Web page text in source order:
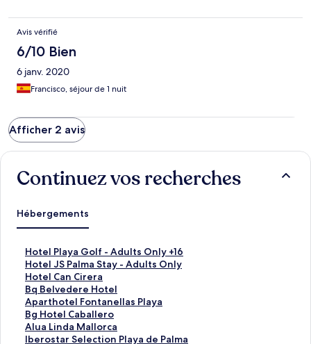
Avis vérifié
6/10 Bien
6 janv. 2020
Francisco, séjour de 1 nuit
Afficher 2 avis
Continuez vos recherches
Hébergements
Hotel Playa Golf - Adults Only +16
L
i
e
n
o
u
v
r
Hotel JS Palma Stay - Adults Only
L
i
e
n
o
u
v
Hotel Can Cirera
L
i
e
n
o
u
Bq Belvedere Hotel
L
i
e
n
o
Aparthotel Fontanellas Playa
L
i
e
n
Bg Hotel Caballero
L
i
e
Alua Linda Mallorca
L
iIberostar Selection Playa de Palma
L